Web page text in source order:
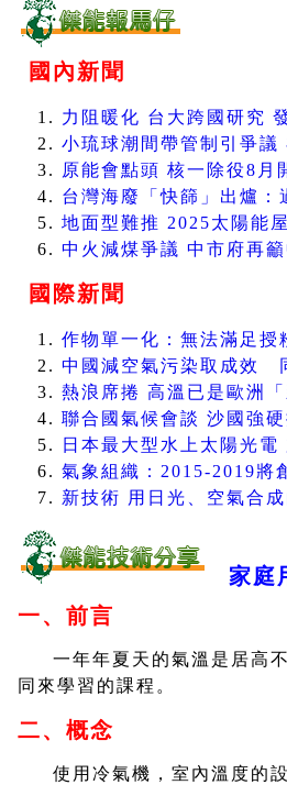
國內新聞
力阻暖化 台大跨國研究
小琉球潮間帶管制引爭
原能會點頭 核一除役8
台灣海廢「快篩」出爐
地面型難推 2025太陽能
中火減煤爭議 中市府再
國際新聞
作物單一化：無法滿足
中國減空氣污染取成效
熱浪席捲 高溫已是歐洲
聯合國氣候會談 沙國強
日本最大型水上太陽光
氣象組織：2015-2019將
新技術 用日光、空氣合
家庭
一、前言
一年年夏天的氣溫是居高
同來學習的課程。
二、概念
使用冷氣機，室內溫度的